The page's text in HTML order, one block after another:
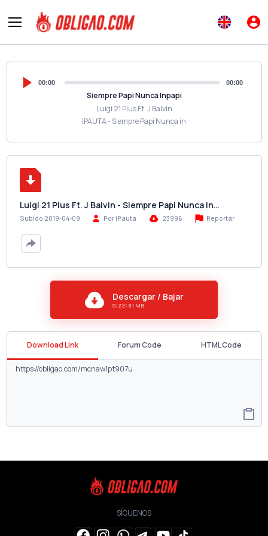
00:00 00:00
Siempre Papi Nunca Inpapi
Luigi 21 Plus Ft. J Balvin
IPAUTA - Siempre Papi Nunca in
Luigi 21 Plus Ft. J Balvin - Siempre Papi Nunca In…
Subido 2019-04-09 Por iPauta 23996 Reportar
Descargar / Bajar
SIZE: 8.1 MB
Download Link Forum Code HTML Code
SÍGUENOS